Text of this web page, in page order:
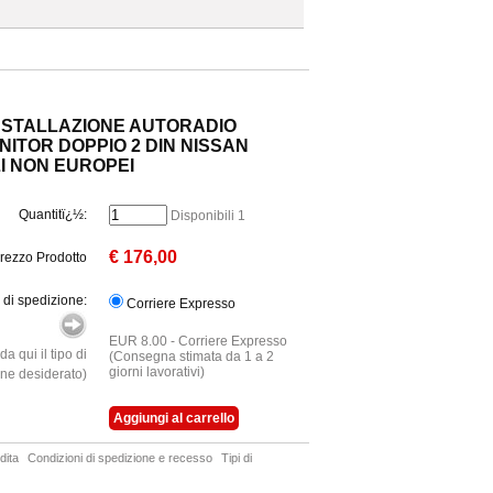
AUTORADIO
DOPPIO 2 DIN NISSAN
EUROPEI
Quantitï¿½: Disponibili 1
Prodotto € 176,00
di spedizione:
qui il tipo di
desiderato)
Corriere Expresso
EUR 8.00 - Corriere Expresso
(Consegna stimata da 1 a 2
giorni lavorativi)
Condizioni di spedizione e recesso Tipi di